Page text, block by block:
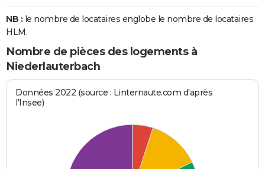
NB : le nombre de locataires englobe le nombre de locataires
HLM.
Nombre de pièces des logements à
Niederlauterbach
Données 2022 (source : Linternaute.com d'après
l'Insee)